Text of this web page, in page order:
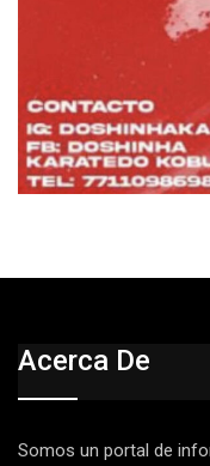
Acerca De
Somos un portal de